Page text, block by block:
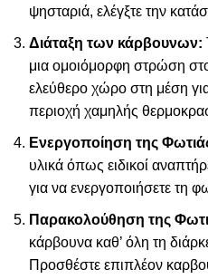
ψησταριά, ελέγξτε την
Διάταξη των κάρβουνων:
μια ομοιόμορφη στρώση
ελεύθερο χώρο στη μέση
περιοχή χαμηλής
Ενεργοποίηση της
υλικά όπως ειδικοί
για να ενεργοποιήσετε τη
Παρακολούθηση της
κάρβουνα καθ’ όλη τη
Προσθέστε επιπλέον